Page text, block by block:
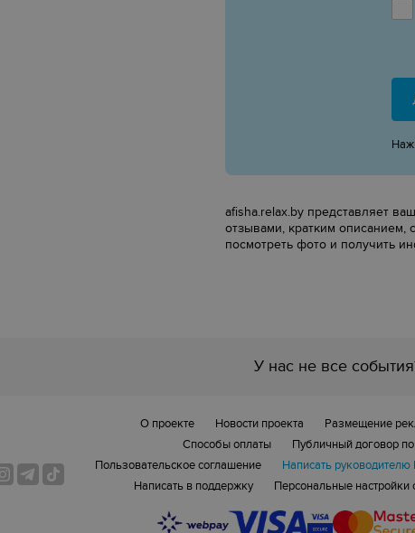
afisha.relax.by представляет
отзывами, кратким описанием,
посмотреть фото и получить
У нас не все
О проекте Новости проекта Размещение
Способы оплаты
Публичный договор
Пользовательское соглашение
Написать руководителю
Написать в поддержку
Персональные настройки